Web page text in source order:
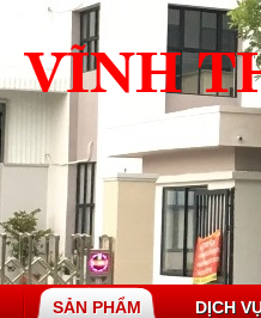
SẢN PHẨM DỊCH